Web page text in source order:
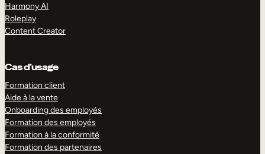
Harmony AI
Roleplay
Content Creator
Cas d’usage
Formation client
Aide à la vente
Onboarding des employés
Formation des employés
Formation à la conformité
Formation des partenaires